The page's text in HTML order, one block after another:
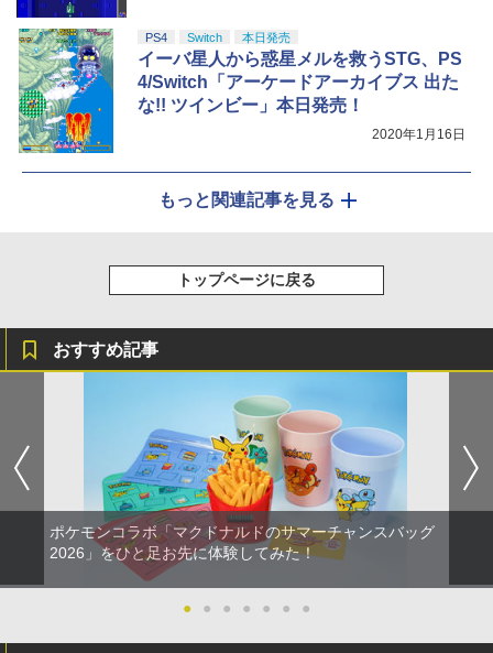
PS4 Switch 本日発売
イーバ星人から惑星メルを救うSTG、PS
4/Switch「アーケードアーカイブス 出た
な!! ツインビー」本日発売！
2020年1月16日
もっと関連記事を見る
トップページに戻る
おすすめ記事
ポケモンコラボ「マクドナルドのサマーチャンスバッグ
2026」をひと足お先に体験してみた！
● ● ● ● ● ● ●